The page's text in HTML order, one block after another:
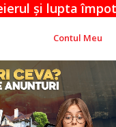
lupta împotriva
Contul Meu